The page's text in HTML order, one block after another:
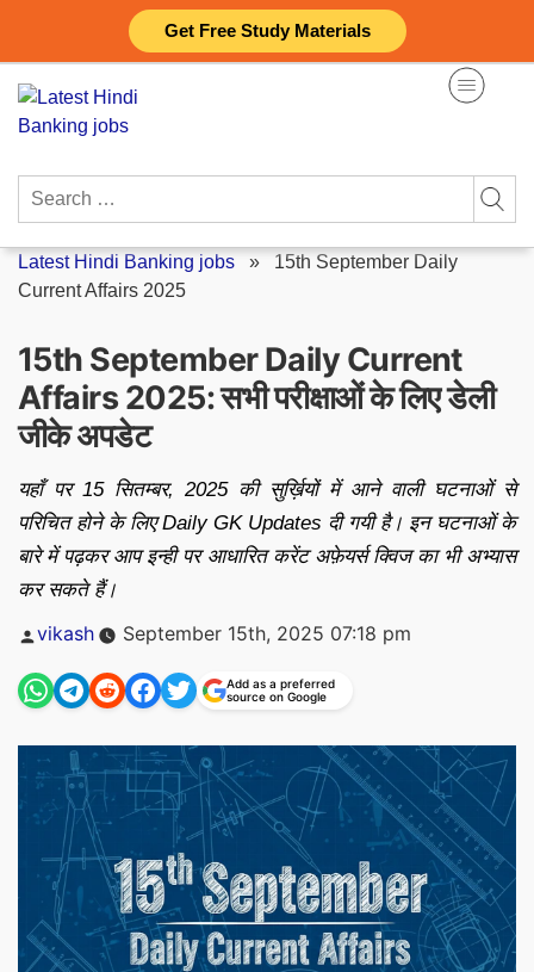
Get Free Study Materials
content
Search
Latest Hindi Banking jobs » 15th September Daily
Current Affairs 2025
15th September Daily Current
Affairs 2025: सभी परीक्षाओं के लिए डेली
जीके अपडेट
यहाँ पर 15 सितम्बर, 2025 की सुर्ख़ियों में आने वाली घटनाओं से
परिचित होने के लिए Daily GK Updates दी गयी है। इन घटनाओं के
बारे में पढ़कर आप इन्ही पर आधारित करेंट अफ़ेयर्स क्विज का भी अभ्यास
कर सकते हैं।
Posted
vikash September 15th, 2025 07:18 pm
Add as a preferred
source on Google